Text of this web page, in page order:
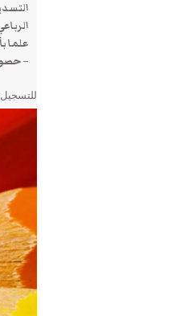
الرباعي
علما
–